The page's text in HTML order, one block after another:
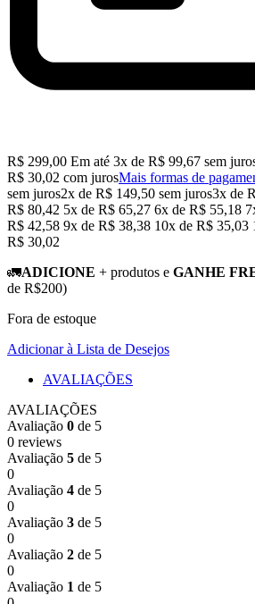
R$ 299,00 Em até 3x de R$ 99,67 sem
R$ 30,02 com jurosMais formas de
sem juros2x de R$ 149,50 sem juros3x de
R$ 80,42 5x de R$ 65,27 6x de R$ 55,18
R$ 42,58 9x de R$ 38,38 10x de R$ 35,03
R$ 30,02
🚛ADICIONE + produtos e GANHE
de R$200)
Fora de estoque
Adicionar à Lista de Desejos
AVALIAÇÕES
AVALIAÇÕES
Avaliação 0 de 5
0 reviews
Avaliação 5 de 5
0
Avaliação 4 de 5
0
Avaliação 3 de 5
0
Avaliação 2 de 5
0
Avaliação 1 de 5